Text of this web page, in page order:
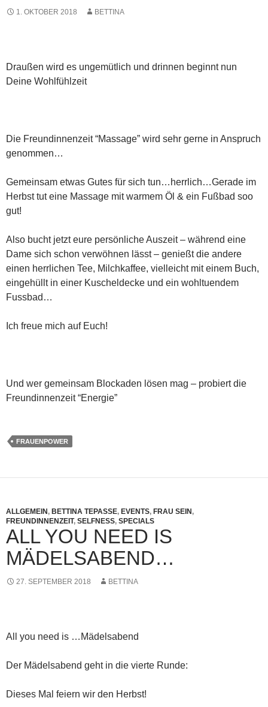
1. OKTOBER 2018 BETTINA
Draußen wird es ungemütlich und drinnen beginnt nun
Deine Wohlfühlzeit
Die Freundinnenzeit “Massage” wird sehr gerne in Anspruch
genommen…
Gemeinsam etwas Gutes für sich tun…herrlich…Gerade im
Herbst tut eine Massage mit warmem Öl & ein Fußbad soo
gut!
Also bucht jetzt eure persönliche Auszeit – während eine
Dame sich schon verwöhnen lässt – genießt die andere
einen herrlichen Tee, Milchkaffee, vielleicht mit einem Buch,
eingehüllt in einer Kuscheldecke und ein wohltuendem
Fussbad…
Ich freue mich auf Euch!
Und wer gemeinsam Blockaden lösen mag – probiert die
Freundinnenzeit “Energie”
FRAUENPOWER
ALLGEMEIN, BETTINA TEPASSE, EVENTS, FRAU SEIN,
FREUNDINNENZEIT, SELFNESS, SPECIALS
ALL YOU NEED IS
MÄDELSABEND…
27. SEPTEMBER 2018 BETTINA
All you need is …Mädelsabend
Der Mädelsabend geht in die vierte Runde:
Dieses Mal feiern wir den Herbst!